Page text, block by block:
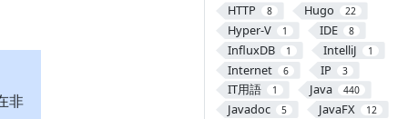
HTTP 8 Hugo 22
Hyper-V 1 IDE 8
InfluxDB 1 IntelliJ 1
Internet 6 IP 3
IT用語 1 Java 440
Javadoc 5 JavaFX 12
非